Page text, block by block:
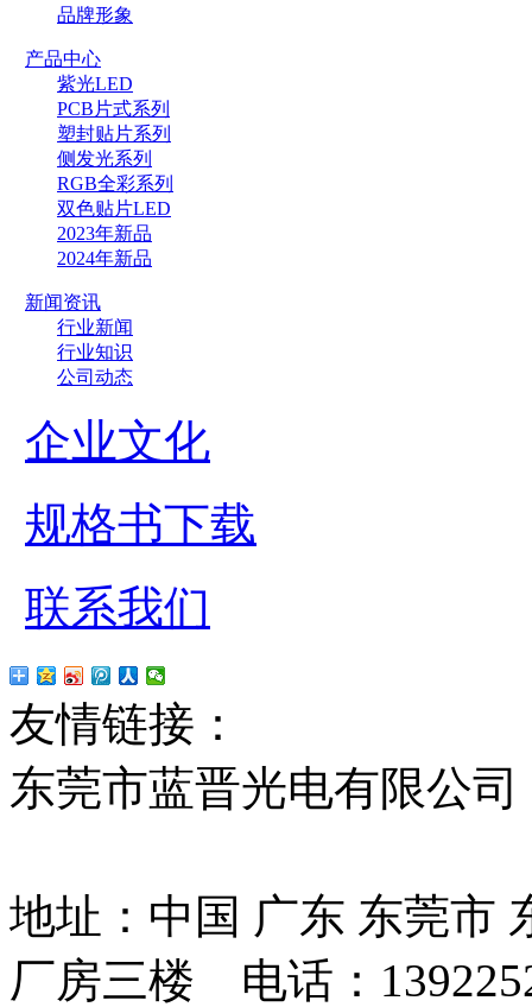
品牌形象
产品中心
紫光LED
PCB片式系列
塑封贴片系列
侧发光系列
RGB全彩系列
双色贴片LED
2023年新品
2024年新品
新闻资讯
行业新闻
行业知识
公司动态
企业文化
规格书下载
联系我们
友情链接：
东莞市蓝晋光电有限公
地址：中国 广东 东莞市
厂房三楼 电话：